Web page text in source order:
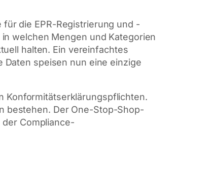
die EPR-Registrierung und -
welchen Mengen und Kategorien
halten. Ein vereinfachtes
speisen nun eine einzige
Konformitätserklärungspflichten.
bestehen. Der One-Stop-Shop-
Compliance-